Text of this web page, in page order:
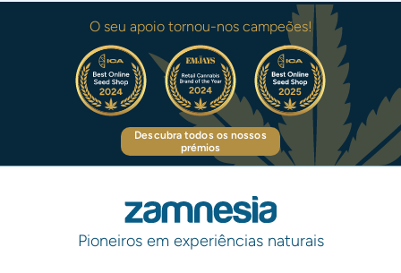
O seu apoio tornou-nos campeões!
Descubra todos os nossos
prémios
Pioneiros em experiências naturais